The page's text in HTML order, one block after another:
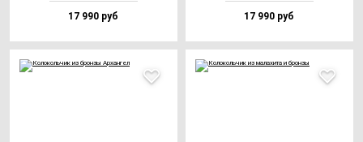
17 990 руб 17 990 руб